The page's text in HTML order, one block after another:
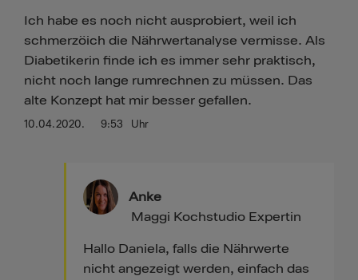
10.04.2020. 9:53 Uhr
Ich habe es noch nicht ausprobiert, weil ich
schmerzöich die Nährwertanalyse vermisse. Als
Diabetikerin finde ich es immer sehr praktisch,
nicht noch lange rumrechnen zu müssen. Das
alte Konzept hat mir besser gefallen.
Anke
Maggi Kochstudio Expertin
Hallo Daniela, falls die Nährwerte
nicht angezeigt werden, einfach das